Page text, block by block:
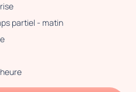
partiel - matin